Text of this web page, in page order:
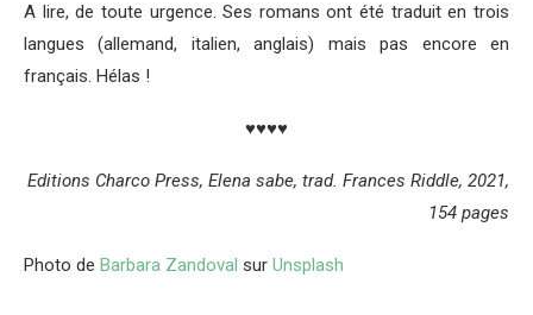
A lire, de toute urgence. Ses romans ont été traduit en trois
langues (allemand, italien, anglais) mais pas encore en
français. Hélas !
♥♥♥♥
Editions Charco Press, Elena sabe, trad. Frances Riddle, 2021,
154 pages
Photo de Barbara Zandoval sur Unsplash